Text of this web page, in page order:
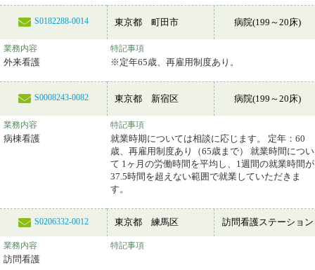
S0182288-0014 東京都 町田市 病院(199～20床)
業務内容
外来看護
特記事項
※定年65歳、再雇用制度あり。
S0008243-0082 東京都 新宿区 病院(199～20床)
業務内容
病棟看護
特記事項
就業時期については相談に応じます。 定年：60
歳、再雇用制度あり（65歳まで） 就業時間につい
て 1ヶ月の労働時間を平均し、1週間の就業時間が
37.5時間を超えない範囲で就業していただきま
す。
S0206332-0012 東京都 練馬区 訪問看護ステーション
業務内容
訪問看護
特記事項